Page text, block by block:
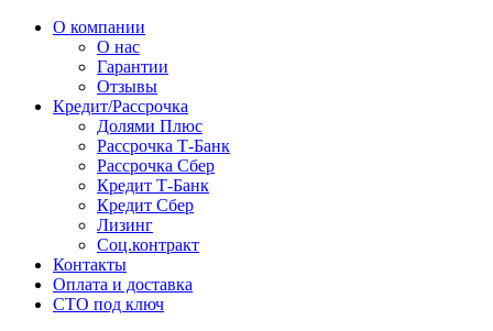
О компании
О нас
Гарантии
Отзывы
Кредит/Рассрочка
Долями Плюс
Рассрочка Т-Банк
Рассрочка Сбер
Кредит Т-Банк
Кредит Сбер
Лизинг
Соц.контракт
Контакты
Оплата и доставка
СТО под ключ